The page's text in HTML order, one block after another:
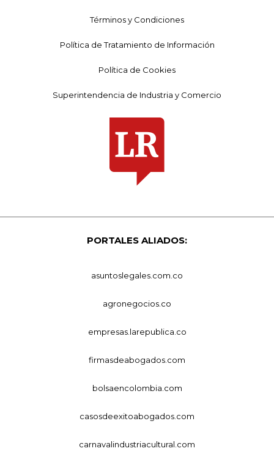
Términos y Condiciones
Política de Tratamiento de Información
Política de Cookies
Superintendencia de Industria y Comercio
PORTALES ALIADOS:
asuntoslegales.com.co
agronegocios.co
empresas.larepublica.co
firmasdeabogados.com
bolsaencolombia.com
casosdeexitoabogados.com
carnavalindustriacultural.com